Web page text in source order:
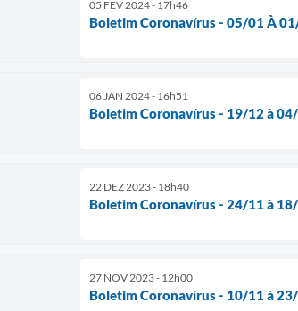
05 FEV 2024 - 17h46
Boletim Coronavírus - 05/01 À
06 JAN 2024 - 16h51
Boletim Coronavírus - 19/12 à
22 DEZ 2023 - 18h40
Boletim Coronavírus - 24/11 à
27 NOV 2023 - 12h00
Boletim Coronavírus - 10/11 à